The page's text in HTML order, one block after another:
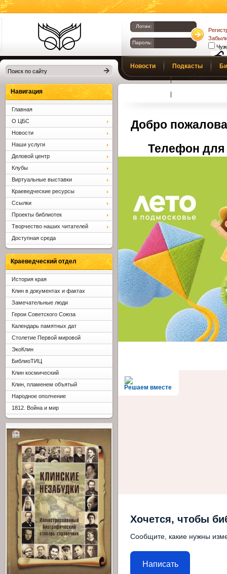
Библиотеки
Клина. Клинская
ЦБС.
Логин:
Пароль:
Новости Подкасты
Добро
Телефон для
Решаем вместе
Хочется, чтобы
Сообщите, какие нужны
Написать
Навигация
Главная
О ЦБС
Новости
Наши услуги
Деловой центр
Клубы
Виртуальные выставки
Краеведческие ресурсы
Ссылки
Проекты библиотек
Творчество наших читателей
Доступная среда
Краеведческий отдел
История края
Клин в документах и фактах
Замечательные люди
Герои Советского Союза
Календарь памятных дат
Столетие Первой мировой
ЭкоКлин
БиблиоТИЦ
Клин космический
Клин, пламенем объятый
Народное ополчение
1812. Война и мир